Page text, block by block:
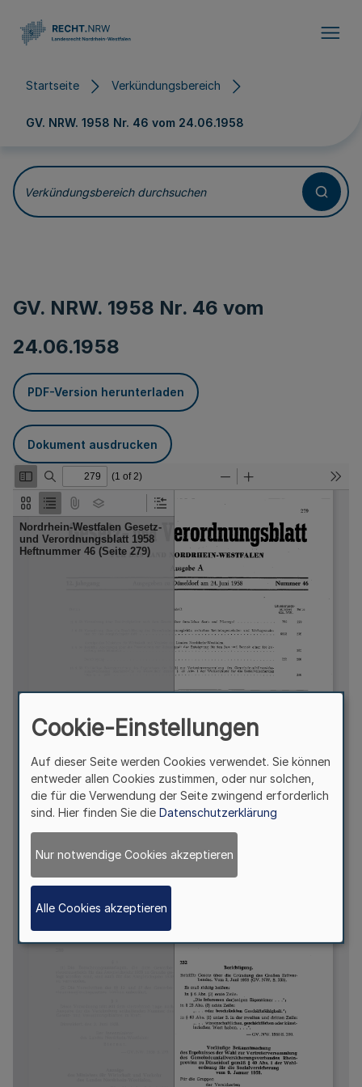
Startseite Verkündungsbereich
GV. NRW. 1958 Nr. 46 vom 24.06.1958
Verkündungsbereich durchsuchen
GV. NRW. 1958 Nr. 46 vom
24.06.1958
PDF-Version herunterladen
Dokument ausdrucken
Cookie-Einstellungen
Auf dieser Seite werden Cookies verwendet. Sie können
entweder allen Cookies zustimmen, oder nur solchen,
die für die Verwendung der Seite zwingend erforderlich
sind. Hier finden Sie die Datenschutzerklärung
Nur notwendige Cookies akzeptieren
Alle Cookies akzeptieren